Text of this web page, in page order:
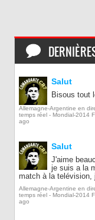
Salut
Bisous tout
Allemagne-Argentine en
temps réel - Mondial-2014
ago
Salut
J'aime
je suis a la
match à la
Allemagne-Argentine en
temps réel - Mondial-2014
ago